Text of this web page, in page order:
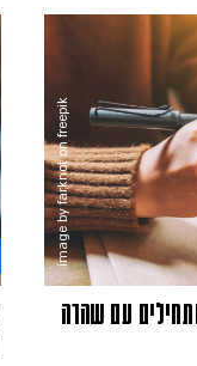
image by farknot on freepik
עם שהרה